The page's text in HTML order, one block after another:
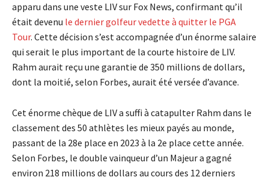
apparu dans une veste LIV sur Fox News, confirmant qu’il
était devenu le dernier golfeur vedette à quitter le PGA
Tour. Cette décision s’est accompagnée d’un énorme salaire
qui serait le plus important de la courte histoire de LIV.
Rahm aurait reçu une garantie de 350 millions de dollars,
dont la moitié, selon Forbes, aurait été versée d’avance.
Cet énorme chèque de LIV a suffi à catapulter Rahm dans le
classement des 50 athlètes les mieux payés au monde,
passant de la 28e place en 2023 à la 2e place cette année.
Selon Forbes, le double vainqueur d’un Majeur a gagné
environ 218 millions de dollars au cours des 12 derniers